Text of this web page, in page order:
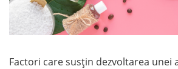
Factori care susțin dezvoltarea unei